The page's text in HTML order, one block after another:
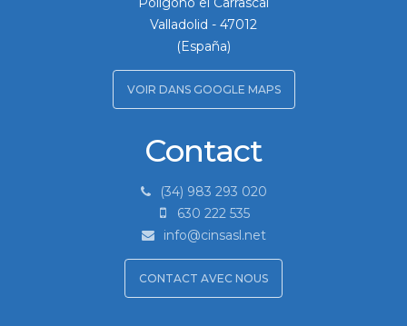
Valladolid - 47012
(España)
VOIR DANS GOOGLE MAPS
Contact
(34) 983 293 020
630 222 535
info@cinsasl.net
CONTACT AVEC NOUS